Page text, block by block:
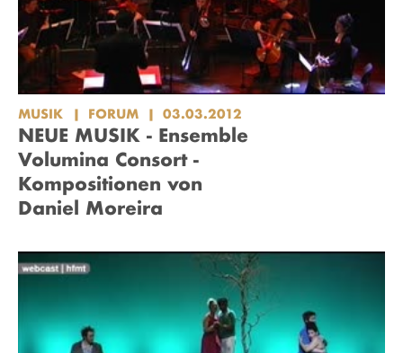
MUSIK FORUM 03.03.2012
NEUE MUSIK - Ensemble
Volumina Consort -
Kompositionen von
Daniel Moreira